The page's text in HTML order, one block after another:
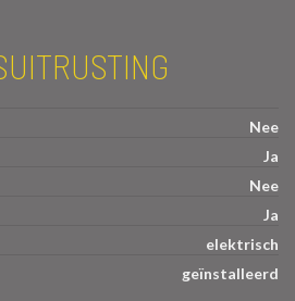
Nee
Ja
Nee
Ja
elektrisch
geïnstalleerd